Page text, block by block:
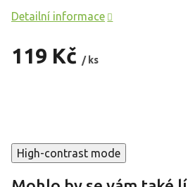
119 Kč / ks
Detailní informace
High-contrast mode